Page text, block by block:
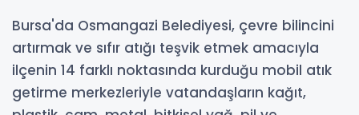
Bursa'da Osmangazi Belediyesi, çevre bilincini
artırmak ve sıfır atığı teşvik etmek amacıyla
ilçenin 14 farklı noktasında kurduğu mobil atık
getirme merkezleriyle vatandaşların kağıt,